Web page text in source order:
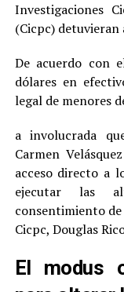
Investigaciones
(Cicpc) detuvieran
De acuerdo con
dólares en
legal de menores
a involucrada
Carmen
acceso directo a
ejecutar las
consentimiento
Cicpc, Douglas
El modus